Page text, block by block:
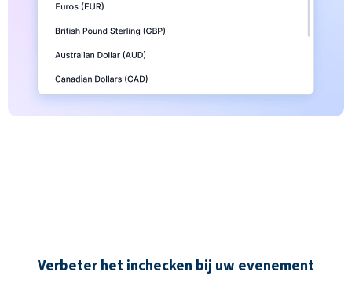
Verbeter het inchecken bij uw evenement